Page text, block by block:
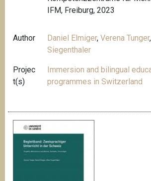
IFM, Freiburg, 2023
Author Daniel Elmiger,Verena Tunger
Siegenthaler
Projec
t(s)
Immersion and bilingual
programmes in Switzerland